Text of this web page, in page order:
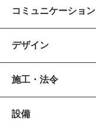
コミュニケーション
デザイン
施工・法令
設備